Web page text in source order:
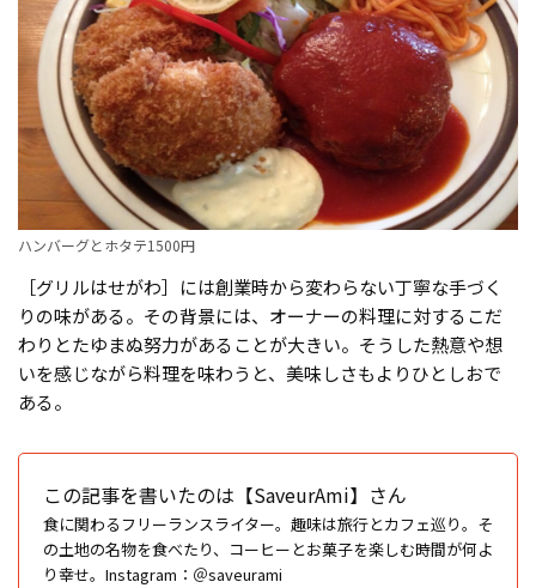
ハンバーグとホタテ1500円
［グリルはせがわ］には創業時から変わらない丁寧な手づく
りの味がある。その背景には、オーナーの料理に対するこだ
わりとたゆまぬ努力があることが大きい。そうした熱意や想
いを感じながら料理を味わうと、美味しさもよりひとしおで
ある。
この記事を書いたのは【SaveurAmi】さん
食に関わるフリーランスライター。趣味は旅行とカフェ巡り。そ
の土地の名物を食べたり、コーヒーとお菓子を楽しむ時間が何よ
り幸せ。Instagram：＠saveurami